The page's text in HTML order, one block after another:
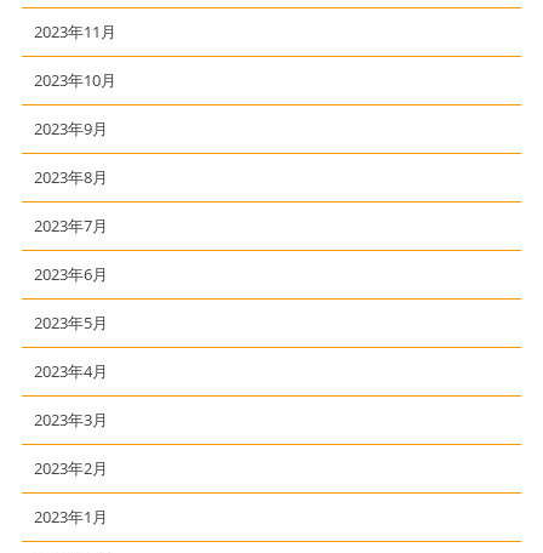
2023年11月
2023年10月
2023年9月
2023年8月
2023年7月
2023年6月
2023年5月
2023年4月
2023年3月
2023年2月
2023年1月